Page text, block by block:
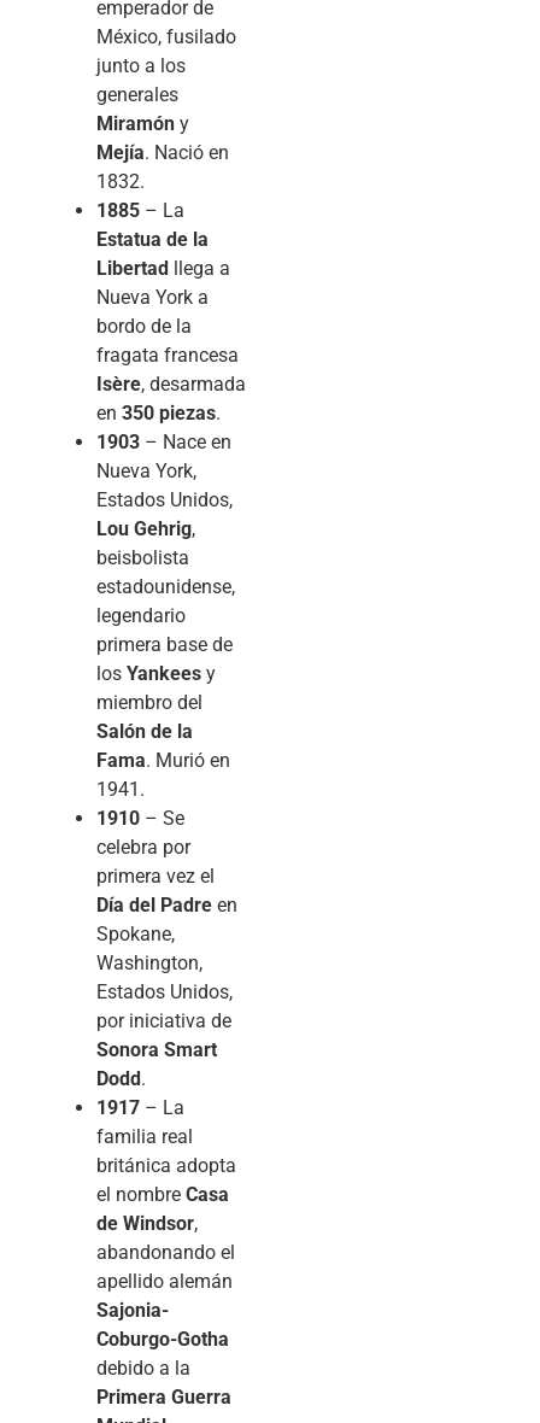
emperador de
México, fusilado
junto a los
generales
Miramón y
Mejía. Nació en
1832.
1885 – La
Estatua de la
Libertad llega a
Nueva York a
bordo de la
fragata francesa
Isère, desarmada
en 350 piezas.
1903 – Nace en
Nueva York,
Estados Unidos,
Lou Gehrig,
beisbolista
estadounidense,
legendario
primera base de
los Yankees y
miembro del
Salón de la
Fama. Murió en
1941.
1910 – Se
celebra por
primera vez el
Día del Padre en
Spokane,
Washington,
Estados Unidos,
por iniciativa de
Sonora Smart
Dodd.
1917 – La
familia real
británica adopta
el nombre Casa
de Windsor,
abandonando el
apellido alemán
Sajonia-
Coburgo-Gotha
debido a la
Primera Guerra